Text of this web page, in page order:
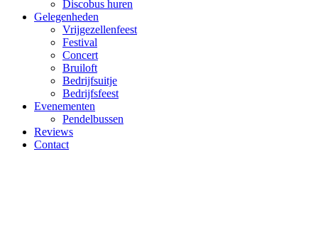
Discobus huren
Gelegenheden
Vrijgezellenfeest
Festival
Concert
Bruiloft
Bedrijfsuitje
Bedrijfsfeest
Evenementen
Pendelbussen
Reviews
Contact